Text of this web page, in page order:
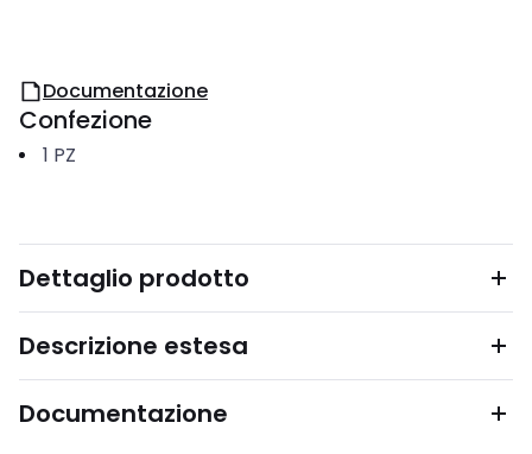
Documentazione
Confezione
1 PZ
Dettaglio prodotto
Descrizione estesa
Documentazione